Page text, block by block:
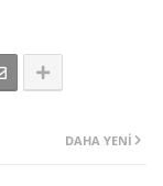
DAHA YENI